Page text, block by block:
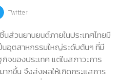
Twitter
ส่วนยานยนต์ภายในประเทศไทยมี
นอุตสาหกรรมใหญ่ระดับต้นๆ ที่มี
ของประเทศ แต่ในสภาวะการ
ากขึ้น จึงส่งผลให้เกิดกระแสการ